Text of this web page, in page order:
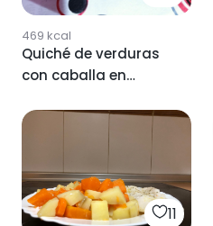
469 kcal
Quiché de verduras
con caballa en
11